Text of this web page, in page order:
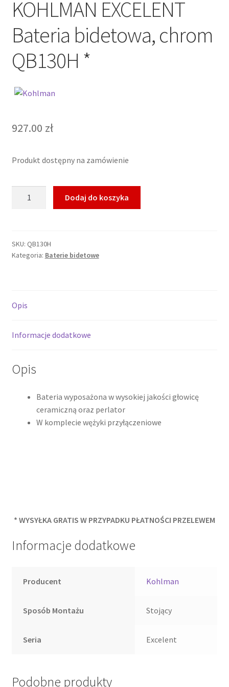
KOHLMAN EXCELENT
Bateria bidetowa, chrom
QB130H *
927.00 zł
Produkt dostępny na zamówienie
bidetowa,
chrom
Dodaj do koszyka
SKU: QB130H
Kategoria: Baterie bidetowe
Opis
Informacje dodatkowe
Opis
Bateria wyposażona w wysokiej jakości głowicę
ceramiczną oraz perlator
W komplecie wężyki przyłączeniowe
* WYSYŁKA GRATIS W PRZYPADKU PŁATNOŚCI PRZELEWEM
Informacje dodatkowe
Producent Kohlman
Sposób Montażu Stojący
Seria Excelent
Podobne produkty